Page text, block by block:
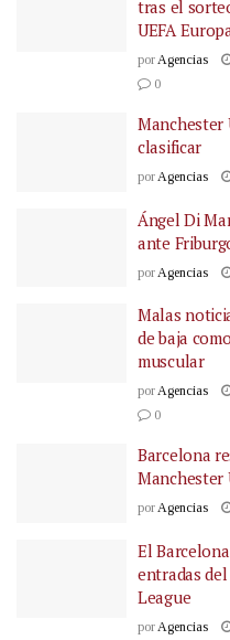
tras el
UEFA
porAgencias
0
Manchester
clasificar
porAgencias
Ángel Di
ante
por Agencias
Malas
de baja
muscular
porAgencias
0
Barcelona
Manchester
porAgencias
El
entradas
League
por Agencias